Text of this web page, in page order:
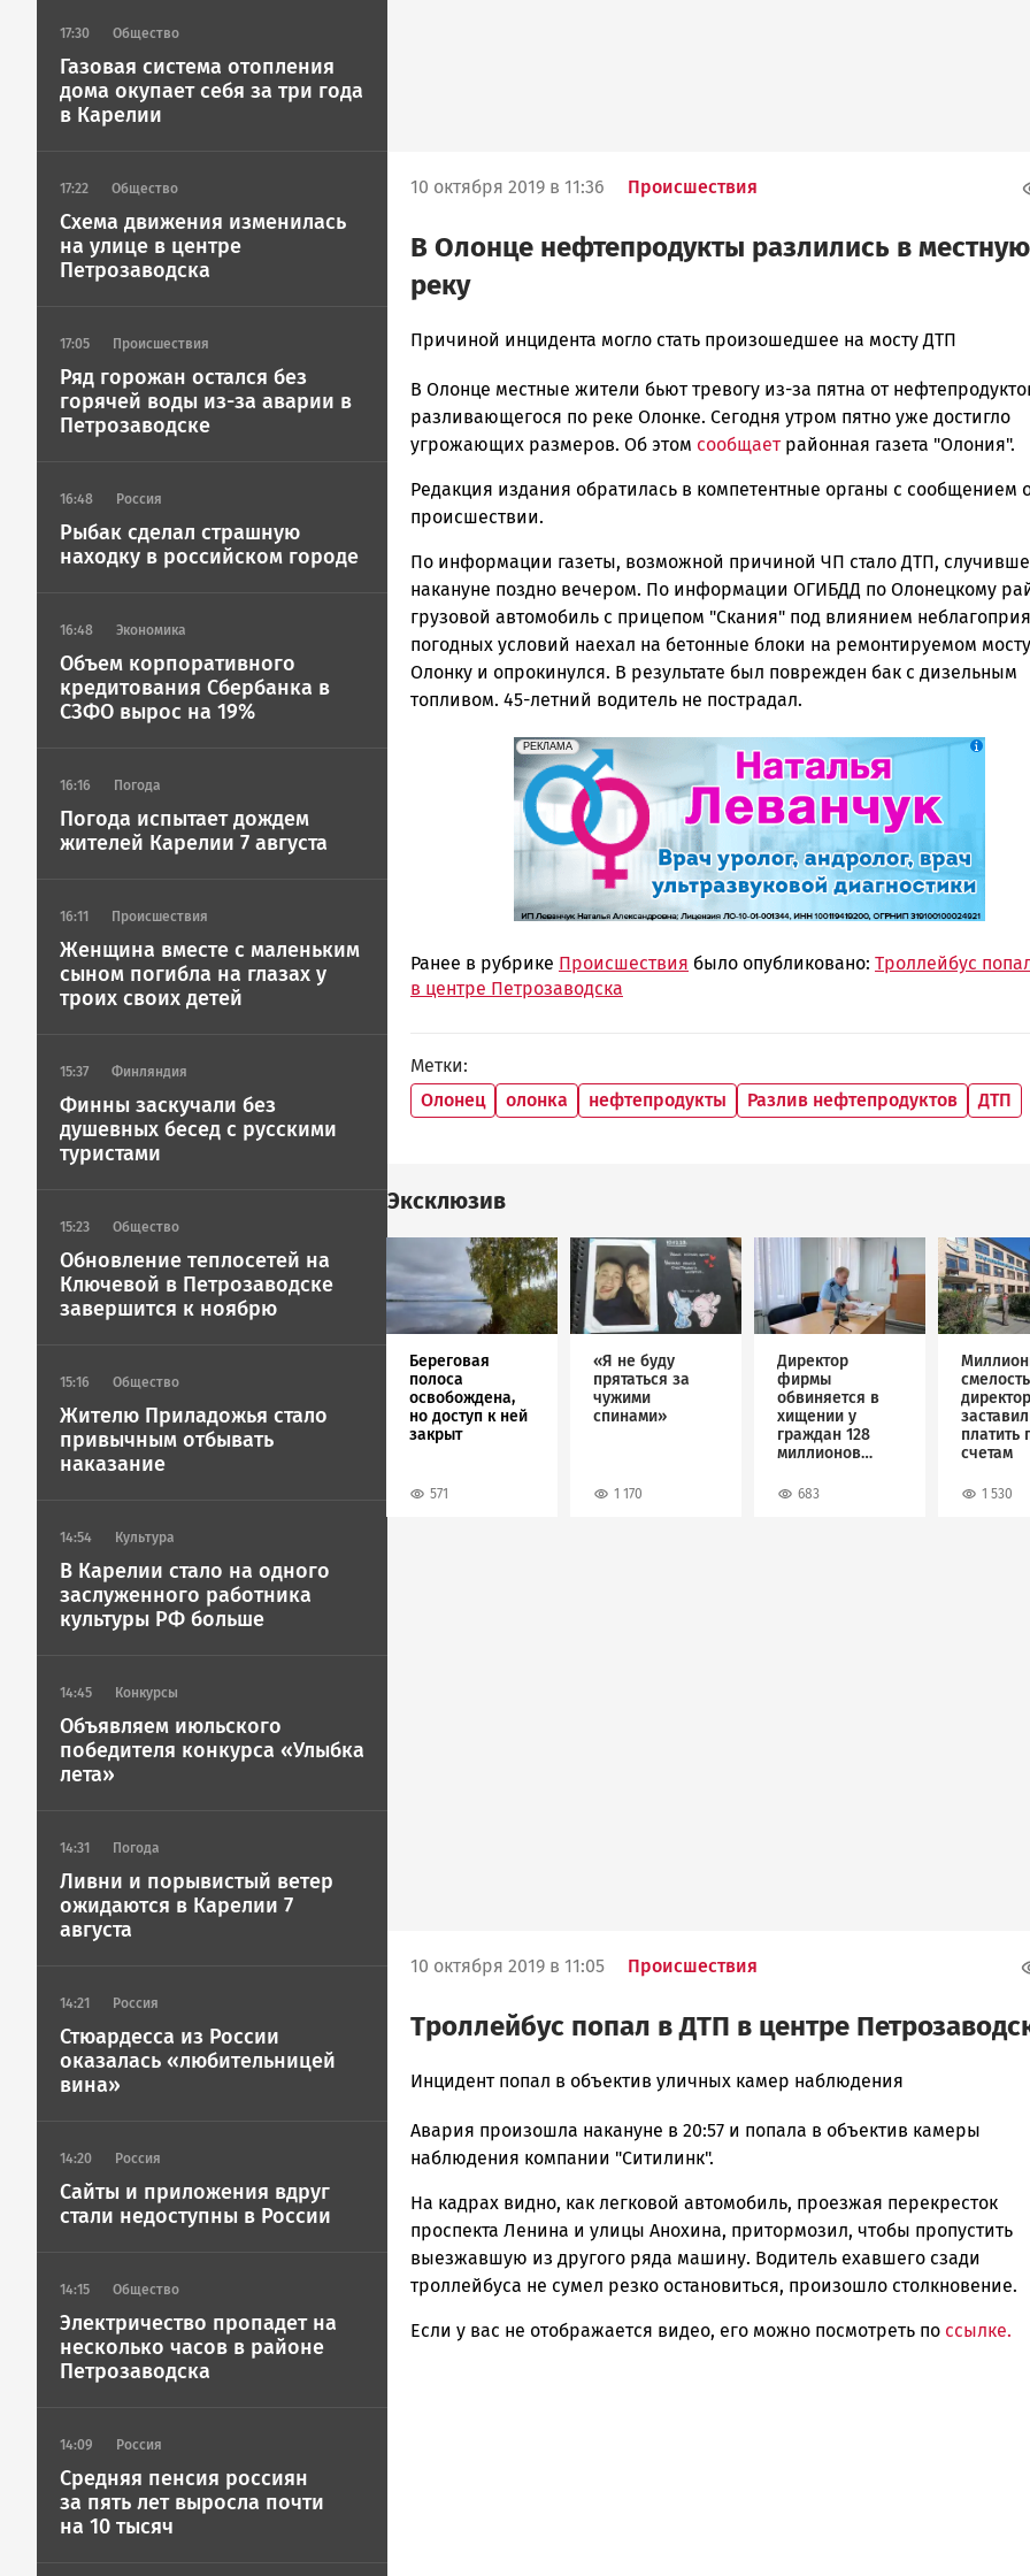
17:30 Общество
Газовая система отопления
дома окупает себя за три года
в Карелии
17:22 Общество
Схема движения изменилась
на улице в центре
Петрозаводска
17:05 Происшествия
Ряд горожан остался без
горячей воды из-за аварии в
Петрозаводске
16:48 Россия
Рыбак сделал страшную
находку в российском городе
16:48 Экономика
Объем корпоративного
кредитования Сбербанка в
СЗФО вырос на 19%
16:16 Погода
Погода испытает дождем
жителей Карелии 7 августа
16:11 Происшествия
Женщина вместе с маленьким
сыном погибла на глазах у
троих своих детей
15:37 Финляндия
Финны заскучали без
душевных бесед с русскими
туристами
15:23 Общество
Обновление теплосетей на
Ключевой в Петрозаводске
завершится к ноябрю
15:16 Общество
Жителю Приладожья стало
привычным отбывать
наказание
14:54 Культура
В Карелии стало на одного
заслуженного работника
культуры РФ больше
14:45 Конкурсы
Объявляем июльского
победителя конкурса «Улыбка
лета»
14:31 Погода
Ливни и порывистый ветер
ожидаются в Карелии 7
августа
14:21 Россия
Стюардесса из России
оказалась «любительницей
вина»
14:20 Россия
Сайты и приложения вдруг
стали недоступны в России
14:15 Общество
Электричество пропадет на
несколько часов в районе
Петрозаводска
14:09 Россия
Средняя пенсия россиян
за пять лет выросла почти
на 10 тысяч
10 октября 2019 в 11:36 Происшествия
В Олонце нефтепродукты разлились в местную
реку
Корректор
Петрозаводска
и
Карелии
Петрозаводск
ГОВОРИТ
Причиной инцидента могло стать произошедшее на мосту ДТП
В Олонце местные жители бьют тревогу из-за пятна от
разливающегося по реке Олонке. Сегодня утром пятно уже достигло
угрожающих размеров. Об этом сообщает районная газета "Олония".
Редакция издания обратилась в компетентные органы с сообщением
происшествии.
По информации газеты, возможной причиной ЧП стало ДТП,
накануне поздно вечером. По информации ОГИБДД по Олонецкому
грузовой автомобиль с прицепом "Скания" под влиянием
погодных условий наехал на бетонные блоки на ремонтируемом
Олонку и опрокинулся. В результате был поврежден бак с дизельным
топливом. 45-летний водитель не пострадал.
erid: 2SDnjek5YUa
РЕКЛАМА
Реклама
Ранее в рубрике Происшествия было опубликовано: Троллейбус
в центре Петрозаводска
Метки
Олонец
олонка нефтепродукты Разлив нефтепродуктов ДТП
Эксклюзив
Береговая
полоса
освобождена,
но доступ к ней
закрыт
571
Image
«Я не буду
прятаться за
чужими
спинами»
1 170
Директор
фирмы
обвиняется в
хищении у
граждан 128
миллионов
683
Image
платить
счетам
1 530
10 октября 2019 в 11:05 Происшествия
Троллейбус попал в ДТП в центре
Корректор
Петрозаводска
и
|
Петрозаводск
ГОВОРИТ
Инцидент попал в объектив уличных камер наблюдения
Авария произошла накануне в 20:57 и попала в объектив камеры
наблюдения компании "Ситилинк".
На кадрах видно, как легковой автомобиль, проезжая перекресток
проспекта Ленина и улицы Анохина, притормозил, чтобы пропустить
выезжавшую из другого ряда машину. Водитель ехавшего сзади
троллейбуса не сумел резко остановиться, произошло столкновение.
Если у вас не отображается видео, его можно посмотреть по ссылке.